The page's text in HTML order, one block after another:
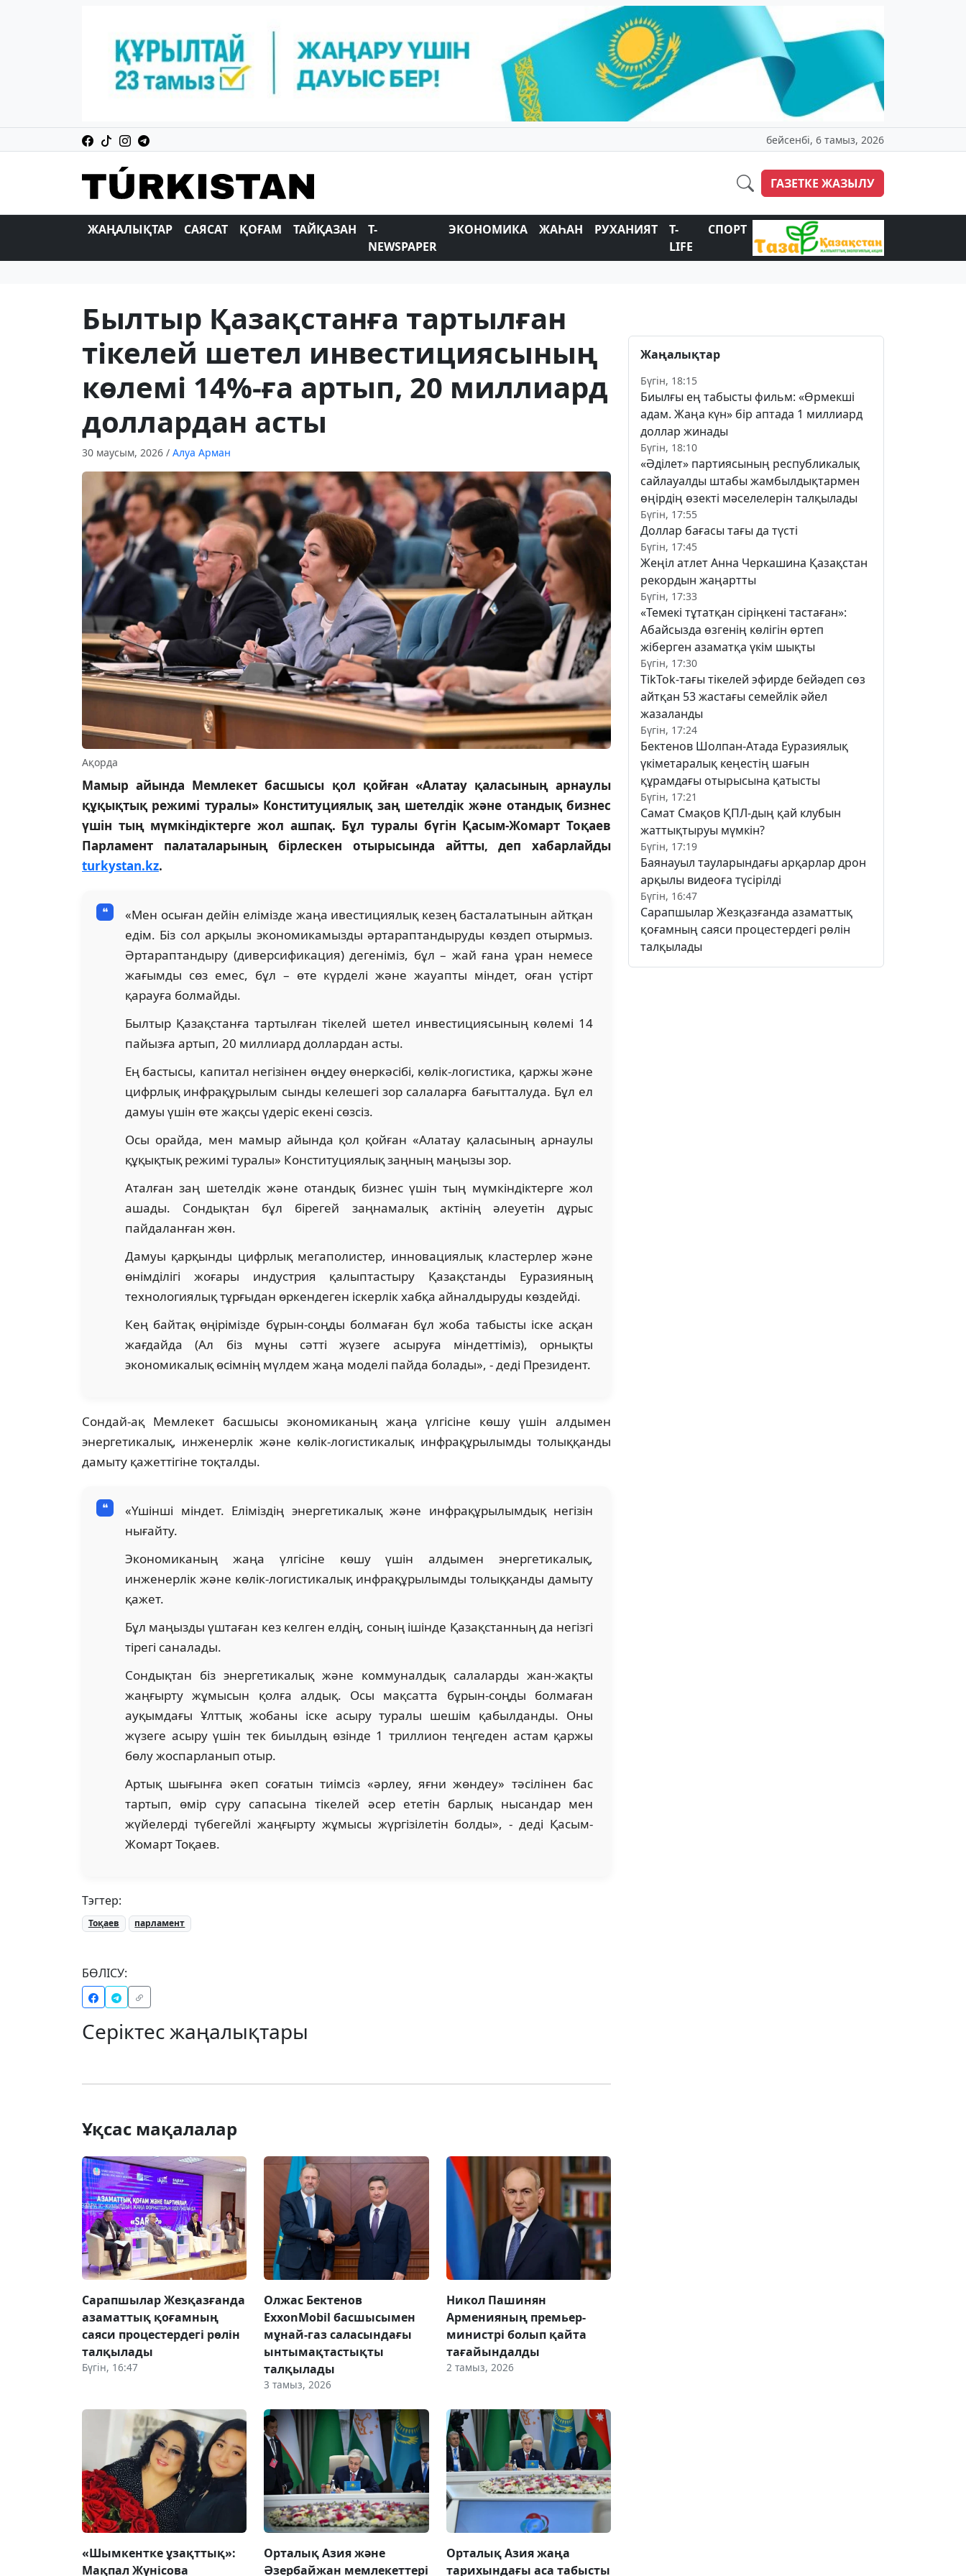
бейсенбі, 6 тамыз, 2026
ГАЗЕТКЕ ЖАЗЫЛУ
ЖАҢАЛЫҚТАР САЯСАТ ҚОҒАМ ТАЙҚАЗАН
T-
NEWSPAPER
ЭКОНОМИКА ЖАҺАН РУХАНИЯТ
T-
LIFE
СПОРТ
Былтыр Қазақстанға тартылған
тікелей шетел инвестициясының
көлемі 14%-ға артып, 20 миллиард
доллардан асты
30 маусым, 2026 / Алуа Арман
Ақорда
Мамыр айында Мемлекет басшысы қол қойған «Алатау қаласының арнаулы
құқықтық режимі туралы» Конституциялық заң шетелдік және отандық бизнес
үшін тың мүмкіндіктерге жол ашпақ. Бұл туралы бүгін Қасым-Жомарт Тоқаев
Парламент палаталарының бірлескен отырысында айтты, деп хабарлайды
turkystan.kz.
«Мен осыған дейін елімізде жаңа ивестициялық кезең басталатынын айтқан
едім. Біз сол арқылы экономикамызды әртараптандыруды көздеп отырмыз.
Әртараптандыру (диверсификация) дегеніміз, бұл – жай ғана ұран немесе
жағымды сөз емес, бұл – өте күрделі және жауапты міндет, оған үстірт
қарауға болмайды.
Былтыр Қазақстанға тартылған тікелей шетел инвестициясының көлемі 14
пайызға артып, 20 миллиард доллардан асты.
Ең бастысы, капитал негізінен өңдеу өнеркәсібі, көлік-логистика, қаржы және
цифрлық инфрақұрылым сынды келешегі зор салаларға бағытталуда. Бұл ел
дамуы үшін өте жақсы үдеріс екені сөзсіз.
Осы орайда, мен мамыр айында қол қойған «Алатау қаласының арнаулы
құқықтық режимі туралы» Конституциялық заңның маңызы зор.
Аталған заң шетелдік және отандық бизнес үшін тың мүмкіндіктерге жол
ашады. Сондықтан бұл бірегей заңнамалық актінің әлеуетін дұрыс
пайдаланған жөн.
Дамуы қарқынды цифрлық мегаполистер, инновациялық кластерлер және
өнімділігі жоғары индустрия қалыптастыру Қазақстанды Еуразияның
технологиялық тұрғыдан өркендеген іскерлік хабқа айналдыруды көздейді.
Кең байтақ өңірімізде бұрын-соңды болмаған бұл жоба табысты іске асқан
жағдайда (Ал біз мұны сәтті жүзеге асыруға міндеттіміз), орнықты
экономикалық өсімнің мүлдем жаңа моделі пайда болады», - деді Президент.
Сондай-ақ Мемлекет басшысы экономиканың жаңа үлгісіне көшу үшін алдымен
энергетикалық, инженерлік және көлік-логистикалық инфрақұрылымды толыққанды
дамыту қажеттігіне тоқталды.
«Үшінші міндет. Еліміздің энергетикалық және инфрақұрылымдық негізін
нығайту.
Экономиканың жаңа үлгісіне көшу үшін алдымен энергетикалық,
инженерлік және көлік-логистикалық инфрақұрылымды толыққанды дамыту
қажет.
Бұл маңызды үштаған кез келген елдің, соның ішінде Қазақстанның да негізгі
тірегі саналады.
Сондықтан біз энергетикалық және коммуналдық салаларды жан-жақты
жаңғырту жұмысын қолға алдық. Осы мақсатта бұрын-соңды болмаған
ауқымдағы Ұлттық жобаны іске асыру туралы шешім қабылданды. Оны
жүзеге асыру үшін тек биылдың өзінде 1 триллион теңгеден астам қаржы
бөлу жоспарланып отыр.
Артық шығынға әкеп соғатын тиімсіз «әрлеу, яғни жөндеу» тәсілінен бас
тартып, өмір сүру сапасына тікелей әсер ететін барлық нысандар мен
жүйелерді түбегейлі жаңғырту жұмысы жүргізілетін болды», - деді Қасым-
Жомарт Тоқаев.
Тэгтер:
Тоқаев парламент
БӨЛІСУ:
Серіктес жаңалықтары
Ұқсас мақалалар
Сарапшылар Жезқазғанда
азаматтық қоғамның
саяси процестердегі рөлін
талқылады
Бүгін, 16:47
Олжас Бектенов
ExxonMobil басшысымен
мұнай-газ саласындағы
ынтымақтастықты
талқылады
3 тамыз, 2026
Никол Пашинян
Арменияның премьер-
министрі болып қайта
тағайындалды
2 тамыз, 2026
«Шымкентке ұзақттық»:
Мақпал Жүнісова
Орталық Азия және
Әзербайжан мемлекеттері
Орталық Азия жаңа
тарихындағы аса табысты
Жаңалықтар
Бүгін, 18:15
Биылғы ең табысты фильм: «Өрмекші
адам. Жаңа күн» бір аптада 1 миллиард
доллар жинады
Бүгін, 18:10
«Әділет» партиясының республикалық
сайлауалды штабы жамбылдықтармен
өңірдің өзекті мәселелерін талқылады
Бүгін, 17:55
Доллар бағасы тағы да түсті
Бүгін, 17:45
Жеңіл атлет Анна Черкашина Қазақстан
рекордын жаңартты
Бүгін, 17:33
«Темекі тұтатқан сіріңкені тастаған»:
Абайсызда өзгенің көлігін өртеп
жіберген азаматқа үкім шықты
Бүгін, 17:30
TikTok-тағы тікелей эфирде бейәдеп сөз
айтқан 53 жастағы семейлік әйел
жазаланды
Бүгін, 17:24
Бектенов Шолпан-Атада Еуразиялық
үкіметаралық кеңестің шағын
құрамдағы отырысына қатысты
Бүгін, 17:21
Самат Смақов ҚПЛ-дың қай клубын
жаттықтыруы мүмкін?
Бүгін, 17:19
Баянауыл тауларындағы арқарлар дрон
арқылы видеоға түсірілді
Бүгін, 16:47
Сарапшылар Жезқазғанда азаматтық
қоғамның саяси процестердегі рөлін
талқылады